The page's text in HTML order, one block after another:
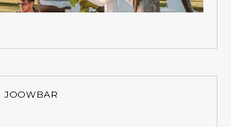
JOOWBAR